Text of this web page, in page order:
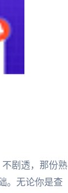
剧透，那份熟
。无论你是查